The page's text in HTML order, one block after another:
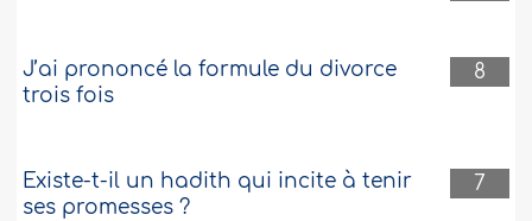
8
J’ai prononcé la formule du divorce
trois fois
7
Existe-t-il un hadith qui incite à tenir
ses promesses ?